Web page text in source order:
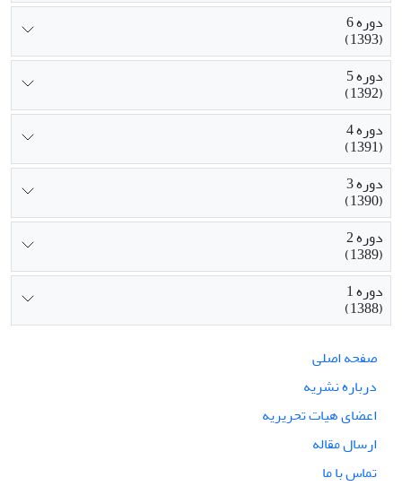
دوره 6
(1393)
دوره 5
(1392)
دوره 4
(1391)
دوره 3
(1390)
دوره 2
(1389)
دوره 1
(1388)
صفحه اصلی
درباره نشریه
اعضای هیات تحریریه
ارسال مقاله
تماس با ما